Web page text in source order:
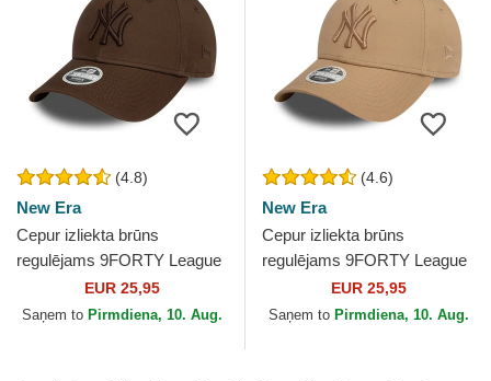
(4.8)
New Era
Cepur izliekta brūns
regulējams 9FORTY League
Essential no New York
Yankees MLB no New Era
EUR 25,95
Saņem to Pirmdiena, 10. Aug.
(4.6)
New Era
Cepur izliekta brūns
regulējams 9FORTY League
Essential no New York
Yankees MLB no New Era
EUR 25,95
Saņem to Pirmdiena, 10. Aug.